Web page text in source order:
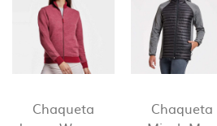
Chaqueta
Chaqueta
Creemos que una
para el desarrollo de nuestro
producción sea lo más fluida